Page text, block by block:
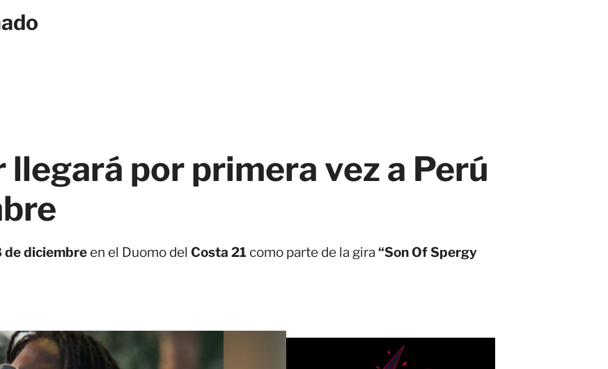
llegará por primera vez a Perú
de diciembre en el Duomo del Costa 21 como parte de la gira “Son Of Spergy